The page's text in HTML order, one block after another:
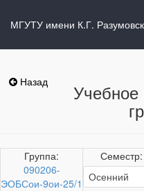
МГУТУ имени К.Г.
Назад Учебное
Группа:
090206-
ЭОБСои-9ои-25/1
Семестр: